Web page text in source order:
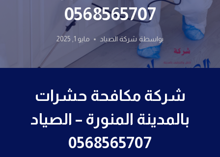
0568565707
بواسطة شركة الصياد مايو 1, 2025
شركة مكافحة حشرات
بالمدينة المنورة – الصياد
0568565707